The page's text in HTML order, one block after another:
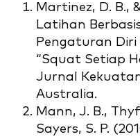
Martinez, D. B.,
Latihan
Pengaturan
“Squat Setiap
Jurnal
Australia.
Mann, J. B.,
Sayers, S. P.